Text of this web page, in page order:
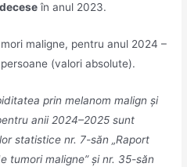
în anul 2023.
maligne, pentru anul 2024 –
persoane (valori absolute).
prin melanom malign și
anii 2024–2025 sunt
statistice nr. 7-săn „Raport
tumori maligne” și nr. 35-săn